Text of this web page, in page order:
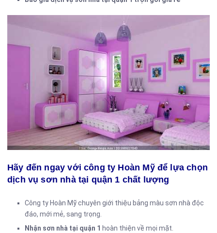
Hãy đến ngay với công ty Hoàn Mỹ để lựa chọn
dịch vụ sơn nhà tại quận 1 chất lượng
Công ty Hoàn Mỹ chuyên giới thiệu bảng màu sơn nhà độc
đáo, mới mẻ, sang trọng.
Nhận sơn nhà tại quận 1 hoàn thiện về mọi mặt.